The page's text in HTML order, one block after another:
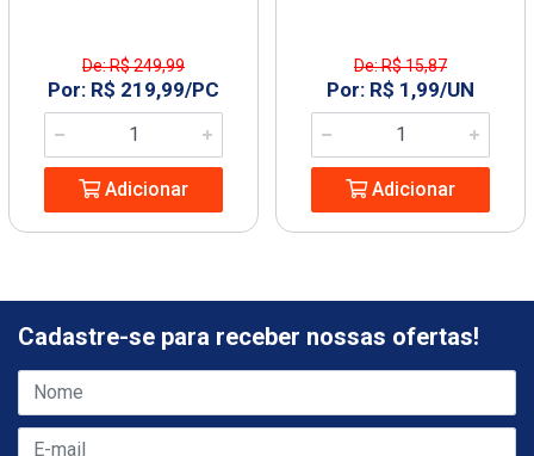
De: R$ 249,99
Por: R$ 219,99/PC
Adicionar
De: R$ 15,87
Por: R$ 1,99/UN
Adicionar
Cadastre-se para receber nossas ofertas!